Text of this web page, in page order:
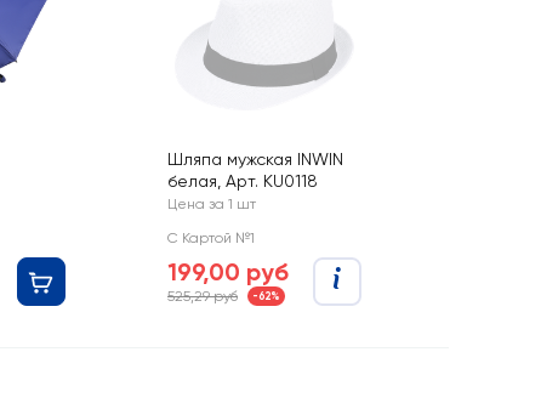
Шляпа мужская INWIN
белая, Арт. KU0118
Цена за 1 шт
С Картой №1
199,00 руб
525,29 руб -62%